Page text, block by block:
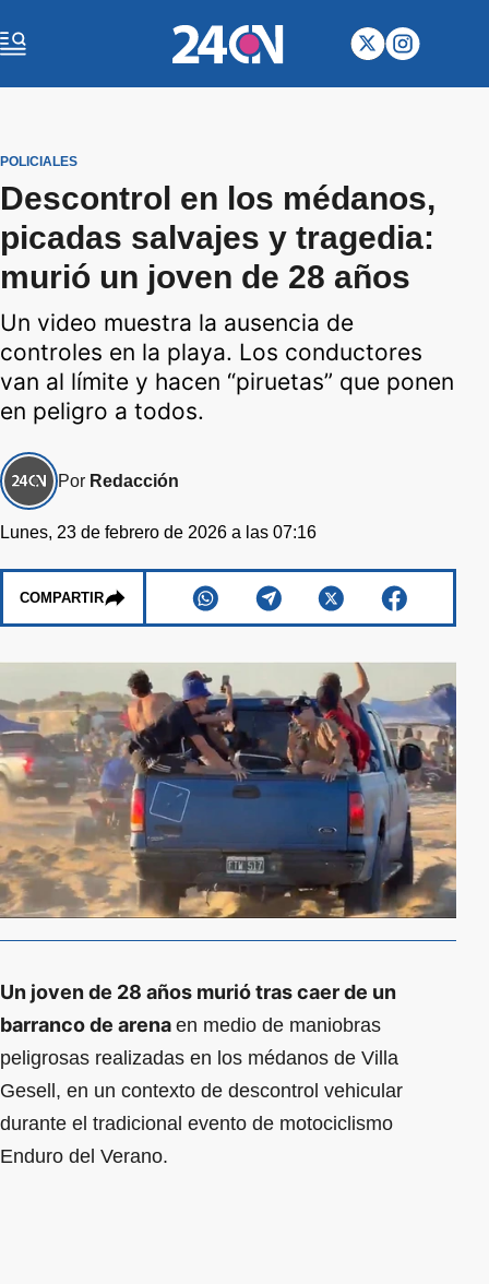
POLICIALES
Descontrol en los médanos,
picadas salvajes y tragedia:
murió un joven de 28 años
Un video muestra la ausencia de
controles en la playa. Los conductores
van al límite y hacen “piruetas” que ponen
en peligro a todos.
Por Redacción
Lunes, 23 de febrero de 2026 a las 07:16
COMPARTIR
Un joven de 28 años murió tras caer de un
barranco de arena en medio de maniobras
peligrosas realizadas en los médanos de Villa
Gesell, en un contexto de descontrol vehicular
durante el tradicional evento de motociclismo
Enduro del Verano.